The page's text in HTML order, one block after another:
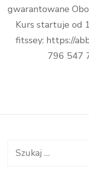
gwarantowane
Kurs startuje od
fitssey: https://
796 547
Szukaj: